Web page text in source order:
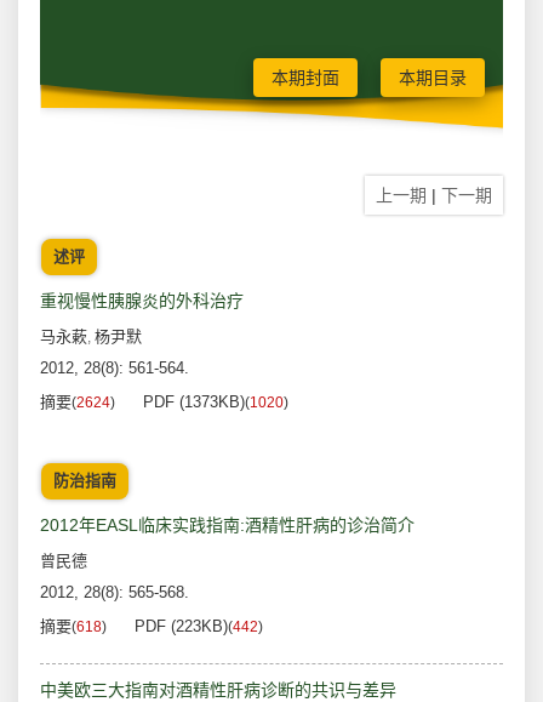
本期封面 本期目录
上一期 | 下一期
述评
重视慢性胰腺炎的外科治疗
马永蔌, 杨尹默
2012, 28(8): 561-564.
摘要(2624) PDF (1373KB)(1020)
防治指南
2012年EASL临床实践指南:酒精性肝病的诊治简介
曾民德
2012, 28(8): 565-568.
摘要(618) PDF (223KB)(442)
中美欧三大指南对酒精性肝病诊断的共识与差异